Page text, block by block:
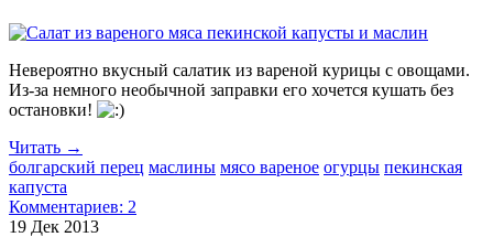
Невероятно вкусный салатик из вареной курицы с овощами.
Из-за немного необычной заправки его хочется кушать без
остановки!
Читать →
болгарский перец маслины мясо вареное огурцы пекинская
капуста
Комментариев: 2
19 Дек 2013